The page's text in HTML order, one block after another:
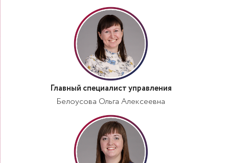
Главный специалист управления
Белоусова Ольга Алексеевна